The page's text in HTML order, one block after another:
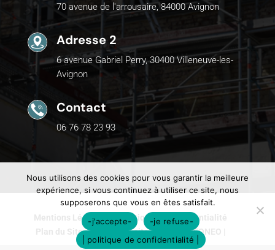
70 avenue de l'arrousaire, 84000 Avignon
Adresse 2
6 avenue Gabriel Perry, 30400 Villeneuve-les-
Avignon
Contact
06 76 78 23 93
Mentions Légales
Politique de Confidentialité
Plan du Site
Création site internet | VEONEO |
Nous utilisons des cookies pour vous garantir la meilleure
expérience, si vous continuez à utiliser ce site, nous
supposerons que vous en êtes satisfait.
-j'accepte-
-je refuse-
| politique de confidentialité |